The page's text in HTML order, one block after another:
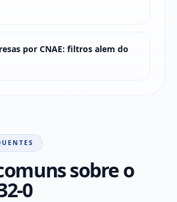
por CNAE: filtros alem do
sobre o
0